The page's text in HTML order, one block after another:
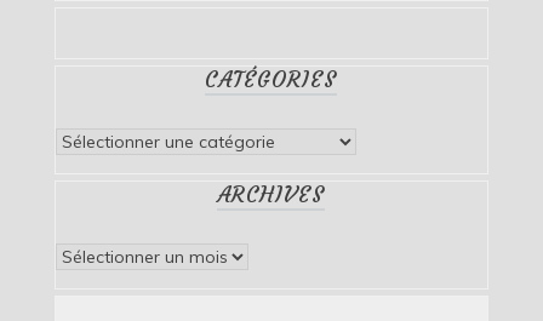
CATÉGORIES
Catégories
ARCHIVES
Archives